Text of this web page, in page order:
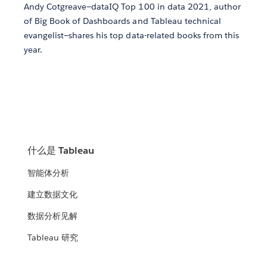
Andy Cotgreave—dataIQ Top 100 in data 2021, author
of Big Book of Dashboards and Tableau technical
evangelist—shares his top data-related books from this
year.
什么是 Tableau
智能体分析
建立数据文化
数据分析见解
Tableau 研究